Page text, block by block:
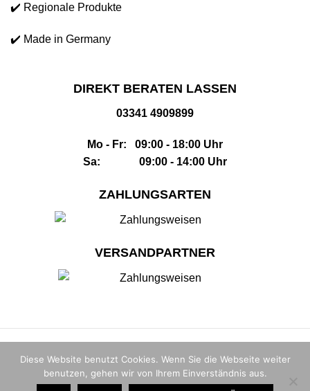
✔️ Regionale Produkte
✔️ Made in Germany
DIREKT BERATEN LASSEN
03341 4909899
Mo - Fr: 09:00 - 18:00 Uhr
Sa: 09:00 - 14:00 Uhr
ZAHLUNGSARTEN
VERSANDPARTNER
© 2026 |The Whisky House GmbH
Diese Website benutzt Cookies. Wenn Sie die Webseite weiter
benutzen, gehen wir von Ihrem Einverständnis aus.